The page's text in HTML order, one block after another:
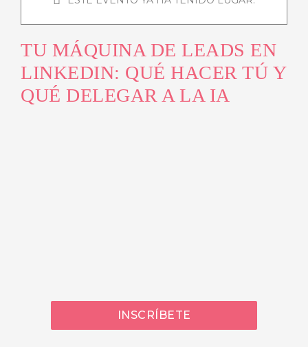
TU MÁQUINA DE LEADS EN
LINKEDIN: QUÉ HACER TÚ Y
QUÉ DELEGAR A LA IA
INSCRÍBETE